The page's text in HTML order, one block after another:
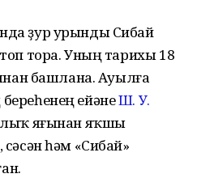
ҙур урынды Сибай
тора. Уның тарихы 18
башлана. Ауылға
ейәнеШ. У.
яғынан яҡшы
һәм «Сибай»